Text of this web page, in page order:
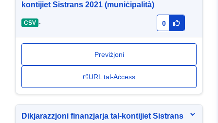
kontijiet Sistrans 2021 (muniċipalità)
CSV - 0
Previżjoni
URL tal-Aċċess
Dikjarazzjoni finanzjarja tal-kontijiet Sistrans